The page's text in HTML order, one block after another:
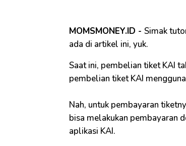
MOMSMONEY.ID - Simak
ada di artikel ini, yuk.
Saat ini, pembelian tiket KAI
pembelian tiket KAI
Nah, untuk pembayaran
bisa melakukan pembayaran
aplikasi KAI.